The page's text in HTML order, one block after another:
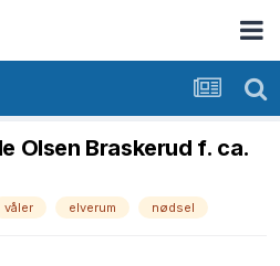
Olsen Braskerud f. ca.
våler elverum nødsel